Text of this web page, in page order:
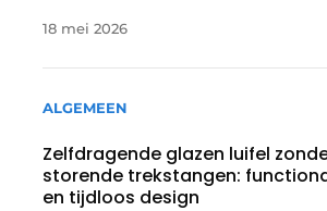
18 mei 2026
ALGEMEEN
Zelfdragende glazen luifel
storende trekstangen:
en tijdloos design